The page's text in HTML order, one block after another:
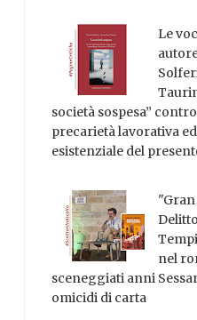
Le
società sospesa”
precarietà lavorativa ed
esistenziale del
nel
sceneggiati anni
omicidi di carta